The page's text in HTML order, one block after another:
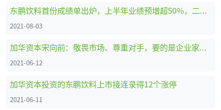
东鹏饮料首份成绩单出炉，上半年业绩预增超50%，二季度环比增长乏力
2021-08-03
加华资本宋向前：敬畏市场、尊重对手，要的是企业家的胸襟与格局
2021-06-12
加华资本投资的东鹏饮料上市接连录得12个涨停
2021-06-11